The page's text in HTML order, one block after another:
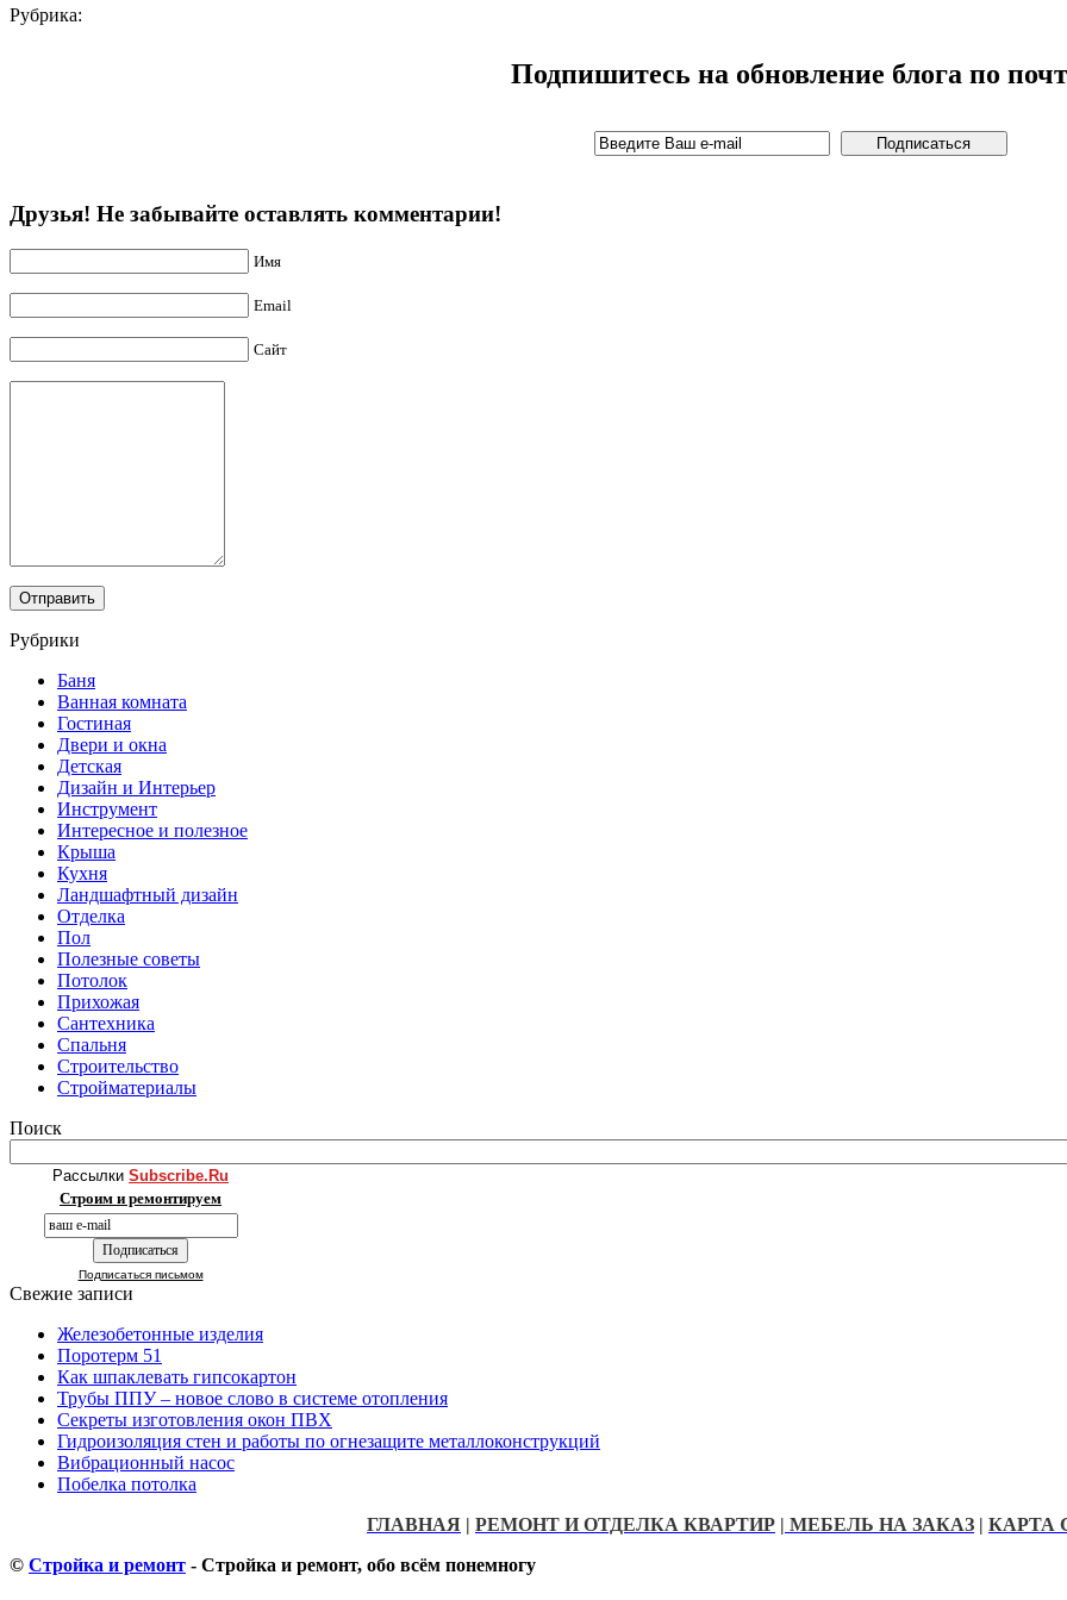
Рубрика:
Подпишитесь на обновление блога по
Друзья! Не забывайте оставлять комментарии!
Имя
Email
Сайт
Рубрики
Баня
Ванная комната
Гостиная
Двери и окна
Детская
Дизайн и Интерьер
Инструмент
Интересное и полезное
Крыша
Кухня
Ландшафтный дизайн
Отделка
Пол
Полезные советы
Потолок
Прихожая
Сантехника
Спальня
Строительство
Стройматериалы
Поиск
Рассылки Subscribe.Ru
Строим и ремонтируем
Подписаться письмом
Свежие записи
Железобетонные изделия
Поротерм 51
Как шпаклевать гипсокартон
Трубы ППУ – новое слово в системе отопления
Секреты изготовления окон ПВХ
Гидроизоляция стен и работы по огнезащите металлоконструкций
Вибрационный насос
Побелка потолка
ГЛАВНАЯ | РЕМОНТ И ОТДЕЛКА КВАРТИР | МЕБЕЛЬ НА ЗАКАЗ | КАРТА
© Стройка и ремонт - Стройка и ремонт, обо всём понемногу